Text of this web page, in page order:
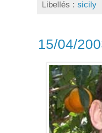
Libellés : sicily
15/04/